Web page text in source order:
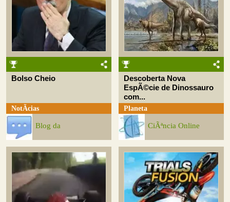
Bolso Cheio
NotÃ­cias
Blog da
Descoberta Nova
EspÃ©cie de Dinossauro
com...
Planeta
CiÃªncia Online